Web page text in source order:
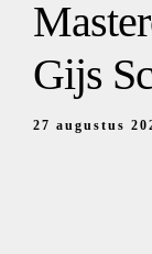
Gijs
27 augustus